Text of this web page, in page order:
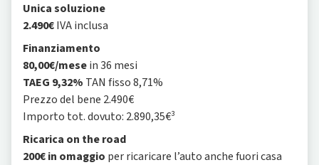
Unica soluzione
2.490€IVA inclusa
Finanziamento
80,00€/mesein 36 mesi
TAEG 9,32% TAN fisso 8,71%
Prezzo del bene 2.490€
Importo tot. dovuto: 2.890,35€³
Ricarica on the road
200€ in omaggio per ricaricare l’auto anche fuori casa